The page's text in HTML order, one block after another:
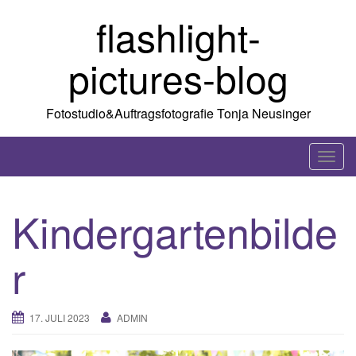
flashlight-
pictures-blog
Fotostudio&Auftragsfotografie Tonja Neusinger
T
o
l
Kindergartenbilde
r
17. JULI 2023 ADMIN